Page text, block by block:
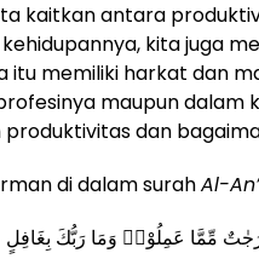
kaitkan antara
kita juga
itu memiliki harkat dan
maupun dalam
dan
di dalam surahAl-
مِّمَّا عَمِلُوْاۗ وَمَا رَبُّكَ بِغَافِلٍ